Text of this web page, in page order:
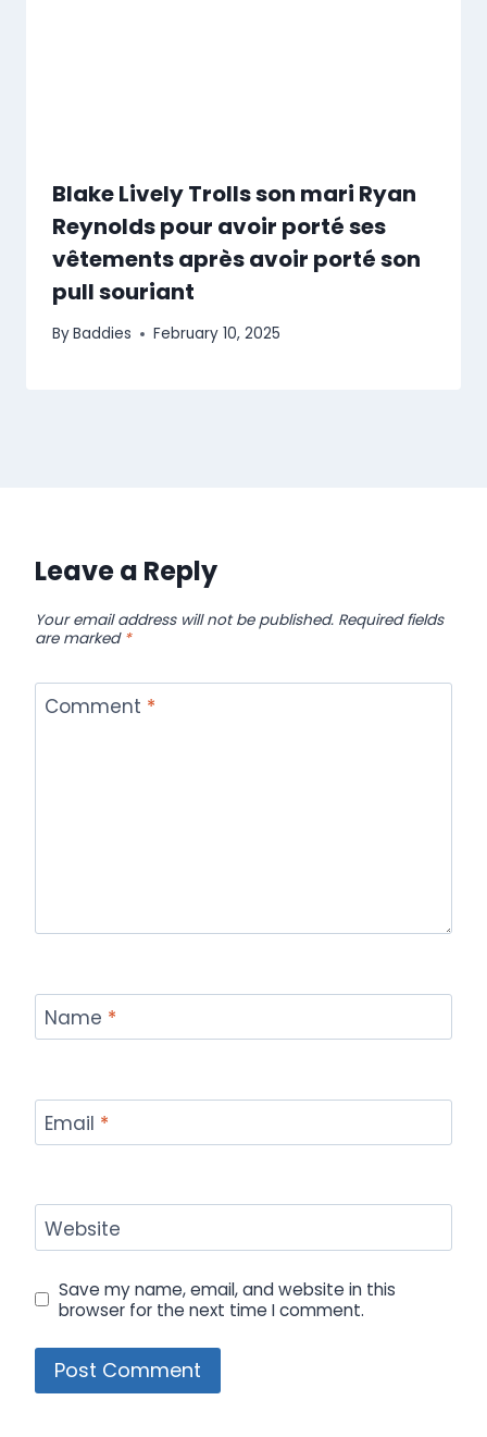
Blake Lively Trolls son mari Ryan
Reynolds pour avoir porté ses
vêtements après avoir porté son
pull souriant
ByBaddies February 10, 2025
Leave a Reply
Your email address will not be published. Required fields
are marked *
Comment *
Name *
Email *
Website
Save my name, email, and website in this
browser for the next time I comment.